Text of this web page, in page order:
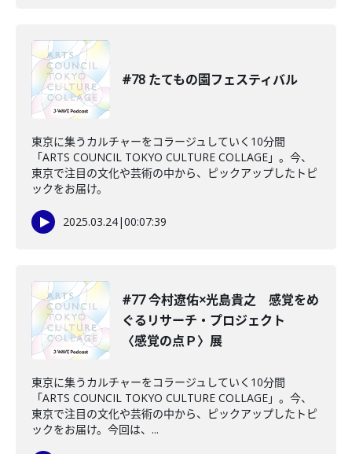
#78 たてもの園フェスティバル
東京に集うカルチャーをコラージュしていく10分間
「ARTS COUNCIL TOKYO CULTURE COLLAGE」。今、
東京で注目の文化や芸術の中から、ピックアップしたトピ
ックをお届け。
2025.03.24|00:07:39
#77 今村遼佑×光島貴之 感覚をめ
ぐるリサーチ・プロジェクト
〈感覚の点Ｐ〉展
東京に集うカルチャーをコラージュしていく10分間
「ARTS COUNCIL TOKYO CULTURE COLLAGE」。今、
東京で注目の文化や芸術の中から、ピックアップしたトピ
ックをお届け。今回は、...